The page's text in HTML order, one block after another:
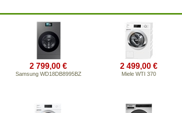
2 799,00 €
Samsung WD18DB8995BZ
2 499,00 €
Miele WTI 370